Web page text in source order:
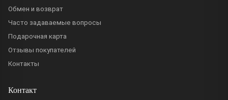
Обмен и возврат
Часто задаваемые вопросы
Подарочная карта
Отзывы покупателей
Контакты
Контакт